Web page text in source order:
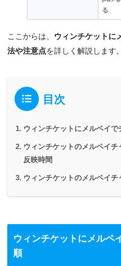
る
ここからは、
ウィンチケットに
法や注意点を詳しく解説します。
目次
ウィンチケットにメルペイで
ウィンチケットのメルペイチ
反映時間
ウィンチケットのメルペイ
ウィンチケットにメルペ
順